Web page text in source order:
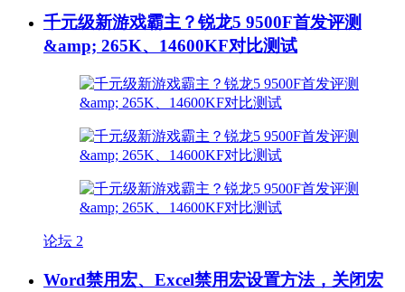
千元级新游戏霸主？锐龙5 9500F首发评测
&amp; 265K、14600KF对比测试
论坛 2
Word禁用宏、Excel禁用宏设置方法，关闭宏